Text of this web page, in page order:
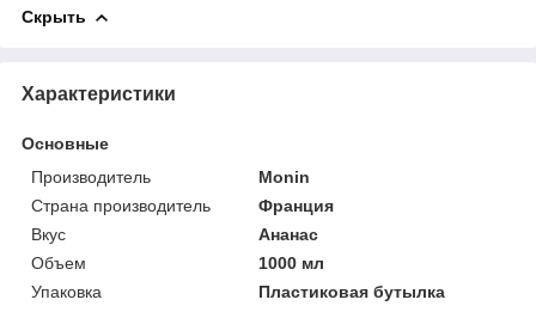
Скрыть
Характеристики
Основные
Производитель
Monin
Страна производитель
Франция
Вкус
Ананас
Объем
1000 мл
Упаковка
Пластиковая бутылка